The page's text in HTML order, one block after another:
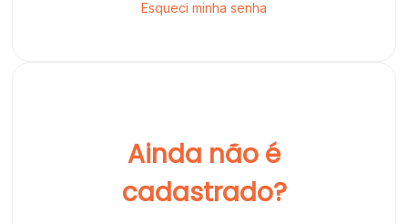
Esqueci minha senha
Ainda não é
cadastrado?